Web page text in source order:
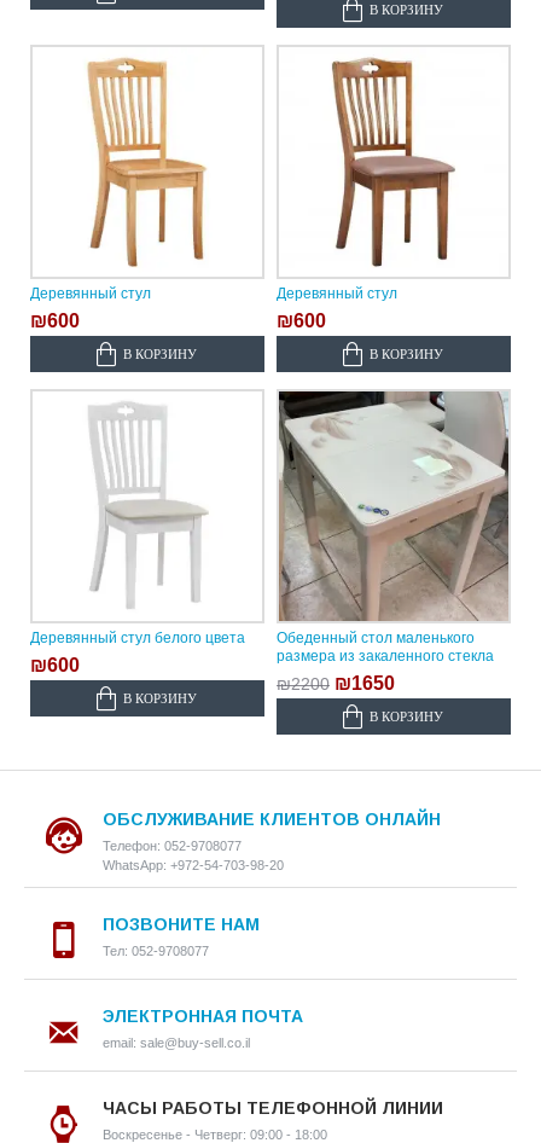
В КОРЗИНУ
Деревянный стул
₪600
В КОРЗИНУ
Деревянный стул
₪600
В КОРЗИНУ
Деревянный стул белого цвета
₪600
В КОРЗИНУ
Обеденный стол маленького
размера из закаленного стекла
₪2200 ₪1650
В КОРЗИНУ
ОБСЛУЖИВАНИЕ КЛИЕНТОВ ОНЛАЙН
Телефон: 052-9708077
WhatsApp: +972-54-703-98-20
ПОЗВОНИТЕ НАМ
Тел: 052-9708077
ЭЛЕКТРОННАЯ ПОЧТА
email: sale@buy-sell.co.il
ЧАСЫ РАБОТЫ ТЕЛЕФОННОЙ ЛИНИИ
Воскресенье - Четверг: 09:00 - 18:00